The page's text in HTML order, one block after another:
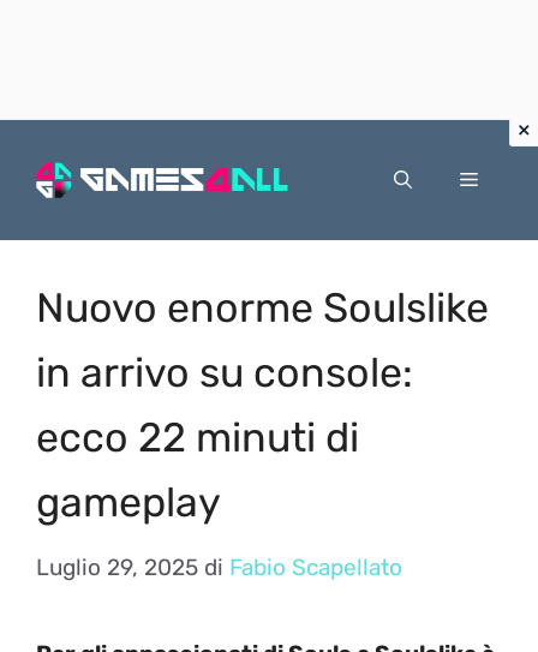
Menu
Nuovo enorme Soulslike
in arrivo su console:
ecco 22 minuti di
gameplay
Luglio 29, 2025 di Fabio Scapellato